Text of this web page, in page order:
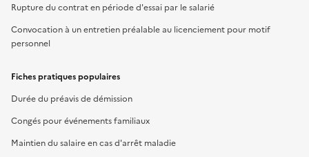
Rupture du contrat en période d'essai par le salarié
Convocation à un entretien préalable au licenciement pour motif
personnel
Fiches pratiques populaires
Durée du préavis de démission
Congés pour événements familiaux
Maintien du salaire en cas d'arrêt maladie